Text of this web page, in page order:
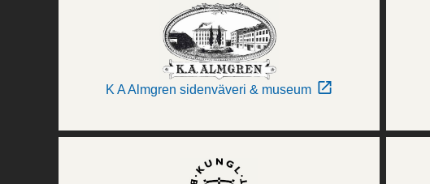
K A Almgren sidenväveri & museum